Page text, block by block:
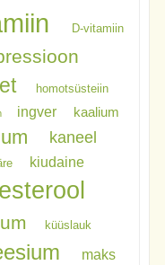
D-vitamiin
homotsüsteiin
ingver kaalium
kaneel
kiudaine
küüslauk
maks